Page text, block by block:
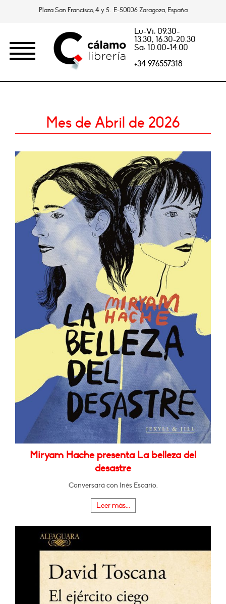
Plaza San Francisco, 4 y 5. E-50006 Zaragoza, España
Lu-Vi: 09.30-
13.30, 16.30-20.30
Sa: 10.00-14.00
+34 976557318
Mes de Abril de 2026
Miryam Hache presenta La belleza del
desastre
Conversará con Inés Escario.
Leer más...